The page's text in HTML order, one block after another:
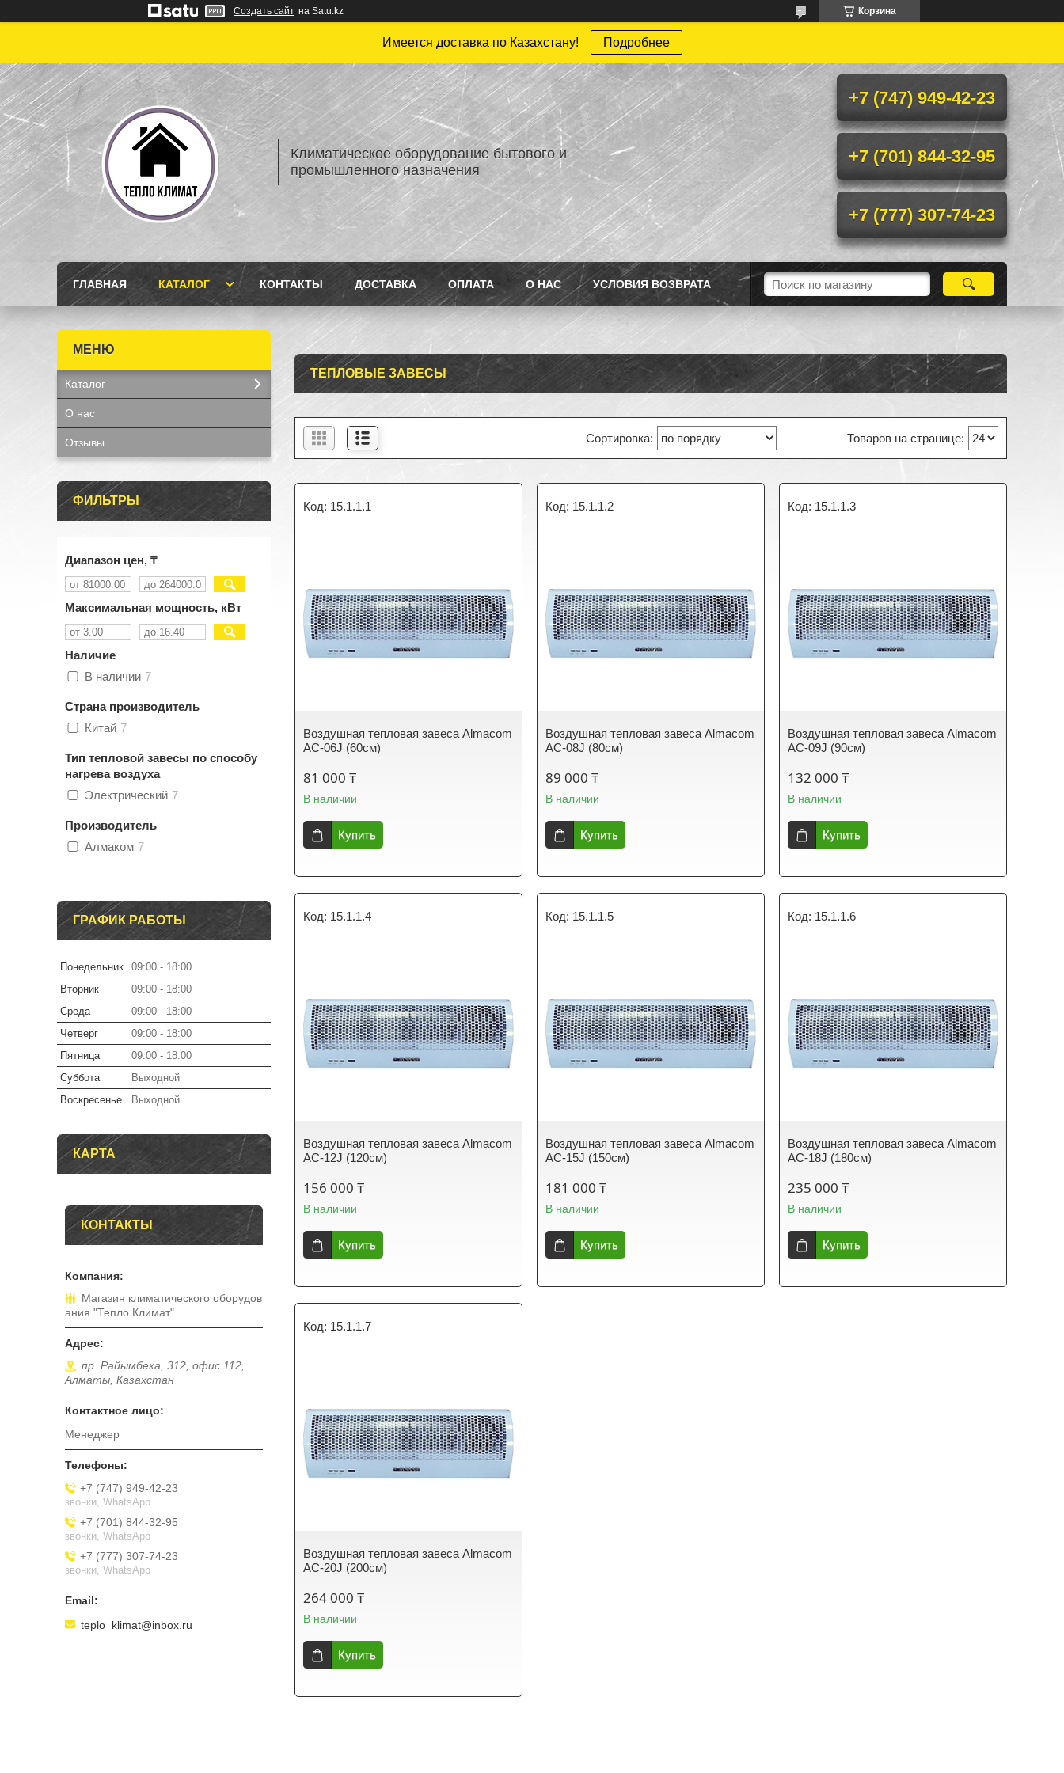
Создать сайт на Satu.kz Корзина
Имеется доставка по Казахстану! Подробнее
Климатическое оборудование бытового и
промышленного назначения
+7 (747) 949-42-23
+7 (701) 844-32-95
+7 (777) 307-74-23
ГЛАВНАЯ КАТАЛОГ КОНТАКТЫ ДОСТАВКА ОПЛАТА О НАС УСЛОВИЯ ВОЗВРАТА
ТЕПЛОВЫЕ ЗАВЕСЫ
15.1.1.1
Воздушная тепловая завеса Almacom
АС-06J (60см)
81 000 ₸
В наличии
Купить
15.1.1.2
Воздушная тепловая завеса Almacom
AC-08J (80см)
89 000 ₸
В наличии
Купить
15.1.1.3
Воздушная тепловая завеса Almacom
АС-09J (90см)
132 000 ₸
В наличии
Купить
15.1.1.4
Воздушная тепловая завеса Almacom
АС-12J (120см)
156 000 ₸
В наличии
Купить
15.1.1.5
Воздушная тепловая завеса Almacom
AC-15J (150см)
181 000 ₸
В наличии
Купить
15.1.1.6
Воздушная тепловая завеса Almacom
AC-18J (180см)
235 000 ₸
В наличии
Купить
15.1.1.7
Воздушная тепловая завеса Almacom
AC-20J (200см)
264 000 ₸
В наличии
Купить
Каталог
О нас
Отзывы
ФИЛЬТРЫ
Диапазон цен, ₸
Максимальная мощность, кВт
Наличие
В наличии 7
Страна производитель
Китай 7
Тип тепловой завесы по способу
нагрева воздуха
Электрический 7
Производитель
Алмаком 7
ГРАФИК РАБОТЫ
Понедельник 09:00
18:00
Вторник
09:00
18:00
Среда
09:00
18:00
Четверг
09:00
18:00
Пятница
09:00
18:00
Суббота
Выходной
Воскресенье
Выходной
КАРТА
КОНТАКТЫ
Магазин климатического оборудов
ания "Тепло Климат"
пр. Райымбека, 312, офис 112,
Алматы, Казахстан
Менеджер
+7 (747) 949-42-23
звонки, WhatsApp
+7 (701) 844-32-95
звонки, WhatsApp
+7 (777) 307-74-23
звонки, WhatsApp
teplo_klimat@inbox.ru